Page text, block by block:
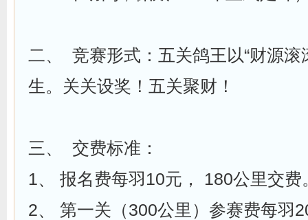
二、 竞赛形式：五关鸽王以“财源滚
生。关关设奖！五关聚财！
三、 交费标准：
1、 报名费每羽10元， 180公里交费
2、 第一关（300公里）参赛费每羽